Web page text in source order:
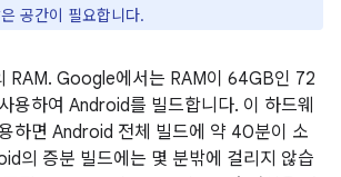
공간이 필요합니다.
RAM. Google에서는 RAM이 64GB인 72
용하여 Android를 빌드합니다. 이 하드웨
하면 Android 전체 빌드에 약 40분이 소
의 증분 빌드에는 몇 분밖에 걸리지 않습